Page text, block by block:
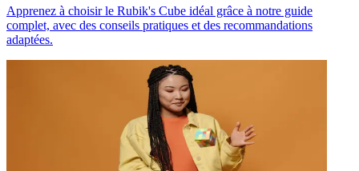
Apprenez à choisir le Rubik's Cube idéal grâce à notre guide
complet, avec des conseils pratiques et des recommandations
adaptées.